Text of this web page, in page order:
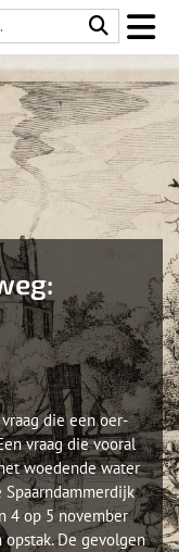
die een oer-
vraag die vooral
woedende water
4 op 5 november
De gevolgen